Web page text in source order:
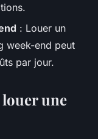
: Louer un
week-end peut
par jour.
une